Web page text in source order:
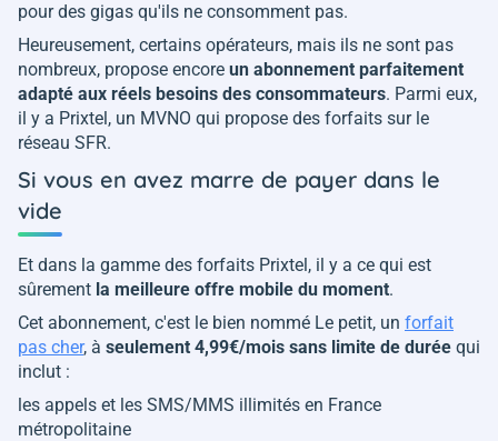
pour des gigas qu'ils ne consomment pas.
Heureusement, certains opérateurs, mais ils ne sont pas
nombreux, propose encore un abonnement parfaitement
adapté aux réels besoins des consommateurs. Parmi eux,
il y a Prixtel, un MVNO qui propose des forfaits sur le
réseau SFR.
Si vous en avez marre de payer dans le
vide
Et dans la gamme des forfaits Prixtel, il y a ce qui est
sûrement la meilleure offre mobile du moment.
Cet abonnement, c'est le bien nommé Le petit, un forfait
pas cher, à seulement 4,99€/mois sans limite de durée qui
inclut :
les appels et les SMS/MMS illimités en France
métropolitaine